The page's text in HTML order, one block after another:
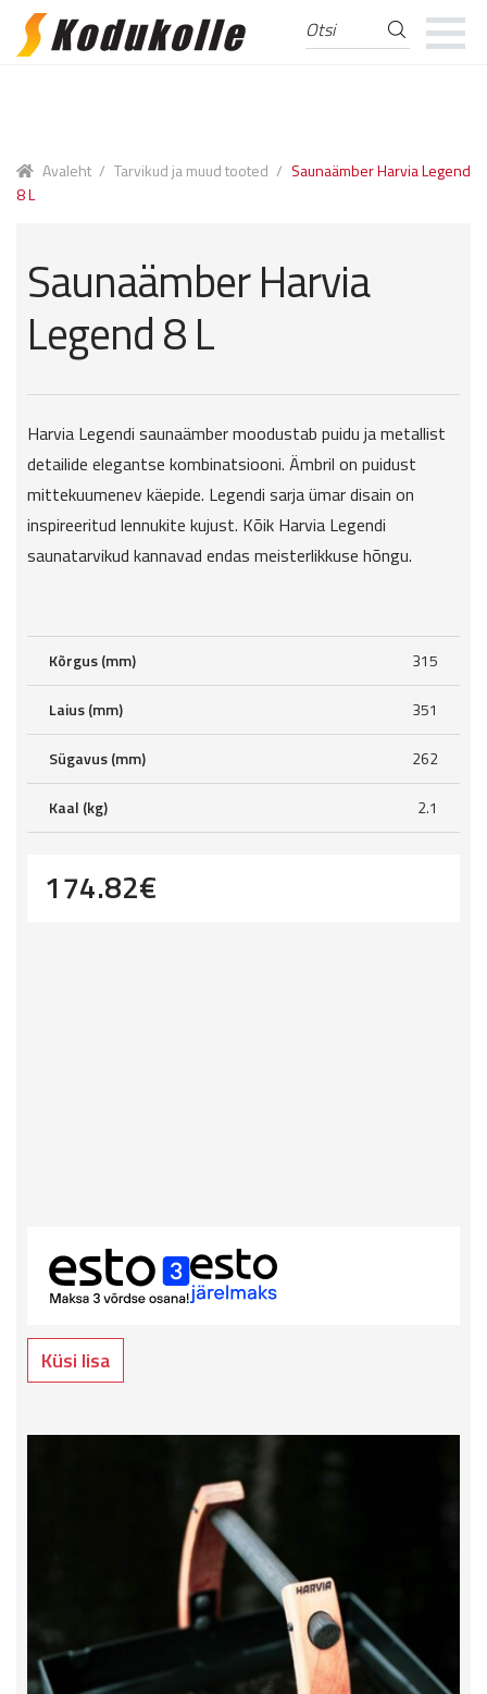
Skip
Skip
Otsi:
Avaleht / Tarvikud ja muud tooted / Saunaämber Harvia Legend
8 L
Saunaämber Harvia
Legend 8 L
Harvia Legendi saunaämber moodustab puidu ja metallist
detailide elegantse kombinatsiooni. Ämbril on puidust
mittekuumenev käepide. Legendi sarja ümar disain on
inspireeritud lennukite kujust. Kõik Harvia Legendi
saunatarvikud kannavad endas meisterlikkuse hõngu.
Kõrgus (mm) 315
Laius (mm) 351
Sügavus (mm) 262
Kaal (kg) 2.1
174.82€
Küsi lisa